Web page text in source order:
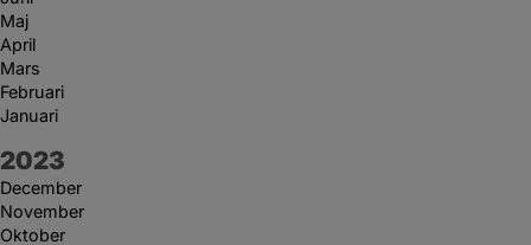
Maj
April
Mars
Februari
Januari
År:
2023
December
November
Oktober